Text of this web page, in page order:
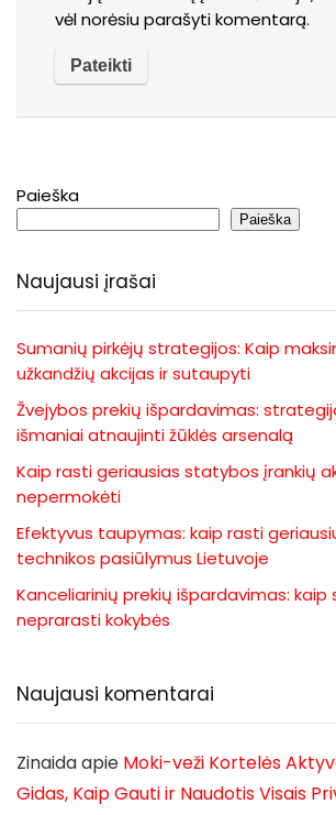
vėl norėsiu parašyti komentarą.
Paieška
Paieška
Naujausi įrašai
Sumanių pirkėjų strategijos: Kaip
užkandžių akcijas ir sutaupyti
Žvejybos prekių išpardavimas:
išmaniai atnaujinti žūklės arsenalą
Kaip rasti geriausias statybos įrankių
nepermokėti
Efektyvus taupymas: kaip rasti
technikos pasiūlymus Lietuvoje
Kanceliarinių prekių išpardavimas: kaip
neprarasti kokybės
Naujausi komentarai
Zinaidaapie Moki-veži Kortelės
Gidas, Kaip Gauti ir Naudotis Visais